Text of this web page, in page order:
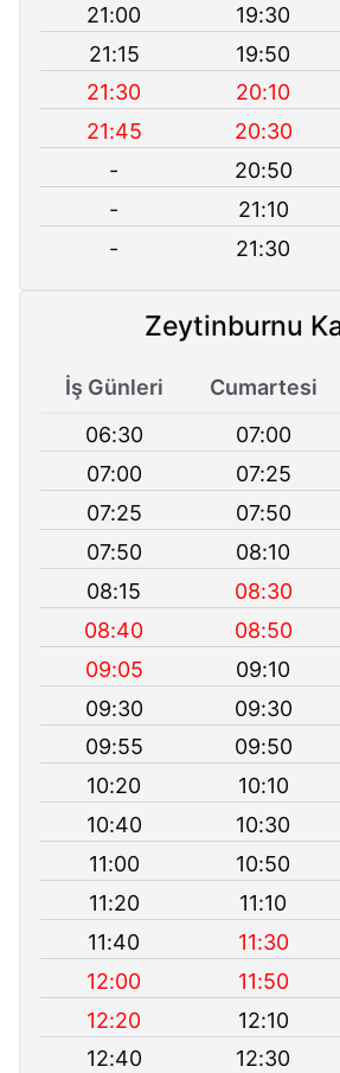
21:00
19:30
21:15
19:50
21:30
20:10
21:45
20:30
-
20:50
-
21:10
-
21:30
Zeytinburnu
İş Günleri Cumartesi
06:30
07:00
07:00
07:25
07:25
07:50
07:50
08:10
08:15
08:30
08:40
08:50
09:05
09:10
09:30
09:30
09:55
09:50
10:20
10:10
10:40
10:30
11:00
10:50
11:20
11:10
11:40
11:30
12:00
11:50
12:20
12:10
12:40
12:30